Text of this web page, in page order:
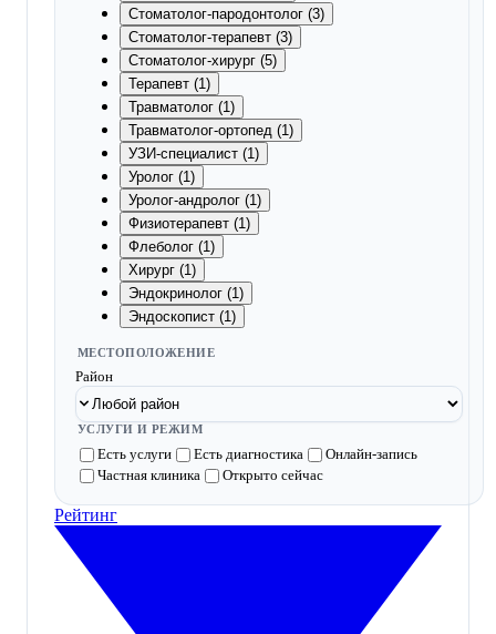
Стоматолог-пародонтолог (3)
Стоматолог-терапевт (3)
Стоматолог-хирург (5)
Терапевт (1)
Травматолог (1)
Травматолог-ортопед (1)
УЗИ-специалист (1)
Уролог (1)
Уролог-андролог (1)
Физиотерапевт (1)
Флеболог (1)
Хирург (1)
Эндокринолог (1)
Эндоскопист (1)
МЕСТОПОЛОЖЕНИЕ
Район
УСЛУГИ И РЕЖИМ
Есть услуги Есть диагностика
Онлайн-запись
Частная клиника
Открыто сейчас
Рейтинг